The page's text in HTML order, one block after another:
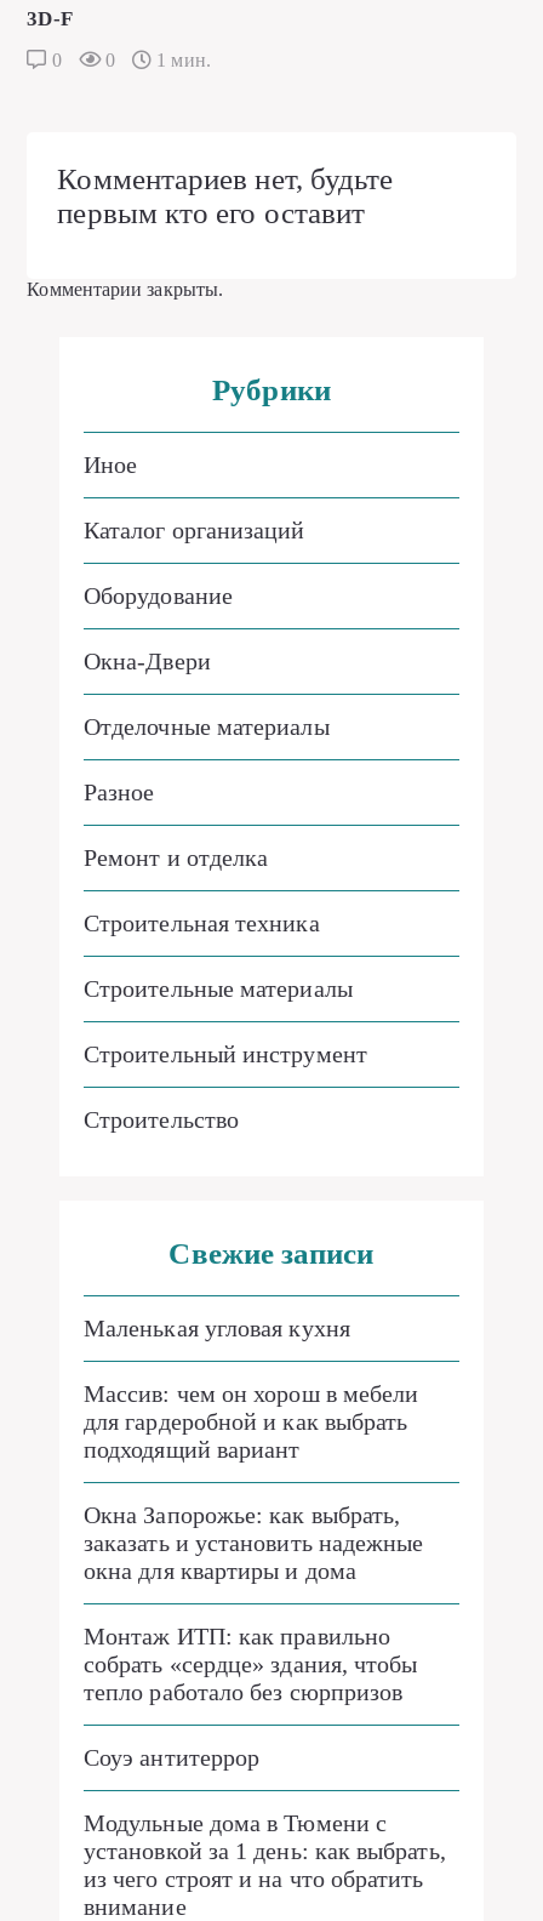
3D-F
0 0 1 мин.
Комментариев нет, будьте
первым кто его оставит
Комментарии закрыты.
Рубрики
Иное
Каталог организаций
Оборудование
Окна-Двери
Отделочные материалы
Разное
Ремонт и отделка
Строительная техника
Строительные материалы
Строительный инструмент
Строительство
Свежие записи
Маленькая угловая кухня
Массив: чем он хорош в мебели
для гардеробной и как выбрать
подходящий вариант
Окна Запорожье: как выбрать,
заказать и установить надежные
окна для квартиры и дома
Монтаж ИТП: как правильно
собрать «сердце» здания, чтобы
тепло работало без сюрпризов
Соуэ антитеррор
Модульные дома в Тюмени с
установкой за 1 день: как выбрать,
из чего строят и на что обратить
внимание